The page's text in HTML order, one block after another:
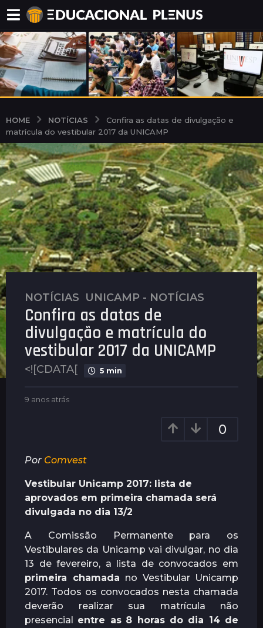
HOME NOTÍCIAS
Confira as datas de divulgação e
matrícula do vestibular 2017 da UNICAMP
9
a
o
s
a
r
n
o
s
a
r
á
s
NOTÍCIAS ,UNICAMP - NOTÍCIAS
Confira as datas de
divulgação e matrícula do
vestibular 2017 da UNICAMP
<![CDATA[ 5 min
b
í
c
i
a
s
9 anos atrás
t
á
s
0
Por Comvest
Vestibular Unicamp 2017: lista de
aprovados em primeira chamada será
divulgada no dia 13/2
A Comissão Permanente para os
Vestibulares da Unicamp vai divulgar, no dia
13 de fevereiro, a lista de convocados em
primeira chamada no Vestibular Unicamp
2017. Todos os convocados nesta chamada
deverão realizar sua matrícula não
presencial entre as 8 horas do dia 14 de